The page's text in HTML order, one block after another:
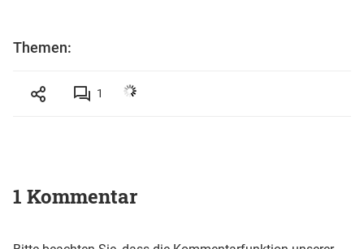
Themen:
1
1 Kommentar